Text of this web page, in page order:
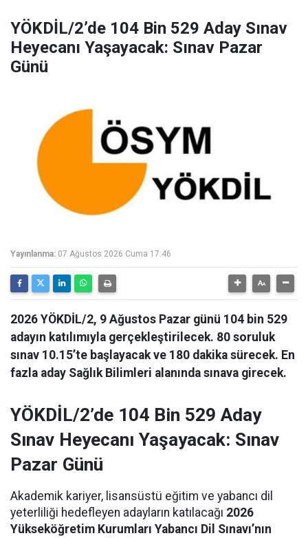
YÖKDİL/2’de 104 Bin 529 Aday Sınav
Heyecanı Yaşayacak: Sınav Pazar
Günü
Yayınlanma: 07 Ağustos 2026 Cuma 17:46
2026 YÖKDİL/2, 9 Ağustos Pazar günü 104 bin 529
adayın katılımıyla gerçekleştirilecek. 80 soruluk
sınav 10.15’te başlayacak ve 180 dakika sürecek. En
fazla aday Sağlık Bilimleri alanında sınava girecek.
YÖKDİL/2’de 104 Bin 529 Aday
Sınav Heyecanı Yaşayacak: Sınav
Pazar Günü
Akademik kariyer, lisansüstü eğitim ve yabancı dil
yeterliliği hedefleyen adayların katılacağı 2026
Yükseköğretim Kurumları Yabancı Dil Sınavı’nın